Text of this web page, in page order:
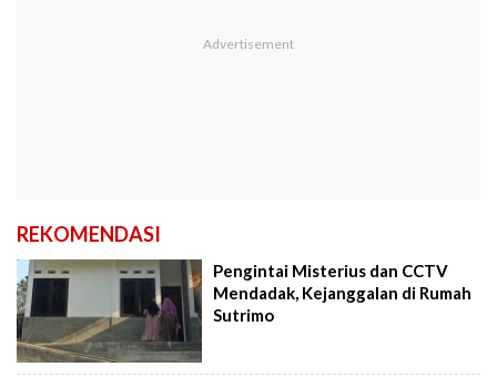
REKOMENDASI
Pengintai Misterius dan CCTV
Mendadak, Kejanggalan di Rumah
Sutrimo